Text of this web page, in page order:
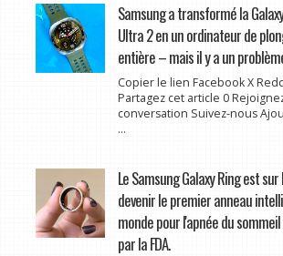
Samsung a transformé la
Ultra 2 en un ordinateur de
entière – mais il y a un
Copier le lien Facebook X
Partagez cet article 0
conversation Suivez-nous
...
Le Samsung Galaxy Ring est
devenir le premier anneau
monde pour l'apnée du
par la FDA.